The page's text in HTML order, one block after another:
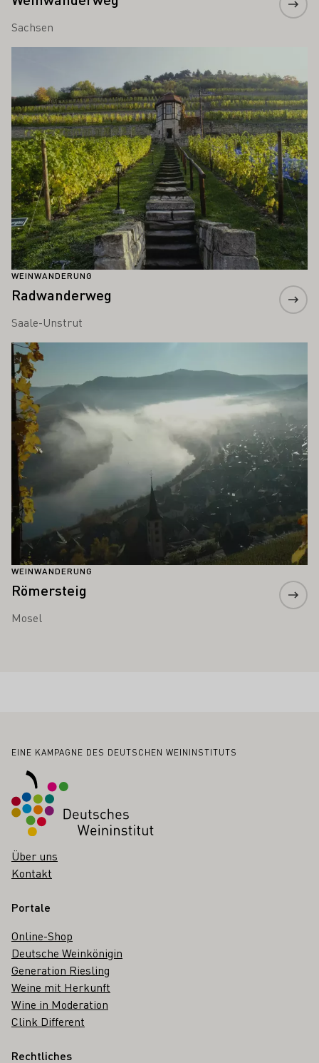
Sachsen
WEINWANDERUNG
Radwanderweg
Saale-Unstrut
WEINWANDERUNG
Römersteig
Mosel
Mehr erfahren
Fußbereich
EINE KAMPAGNE DES DEUTSCHEN WEININSTITUTS
Über uns
Kontakt
Portale
Online-Shop
Deutsche Weinkönigin
Generation Riesling
Weine mit Herkunft
Wine in Moderation
Clink Different
Rechtliches